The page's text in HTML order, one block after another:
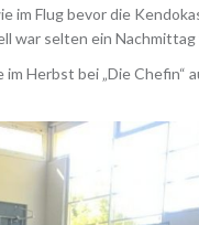
Flug bevor die
war selten ein
Herbst bei „Die Chefin“